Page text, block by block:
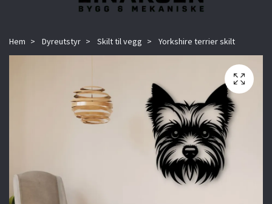
Hem Dyreutstyr Skilt til vegg Yorkshire terrier skilt